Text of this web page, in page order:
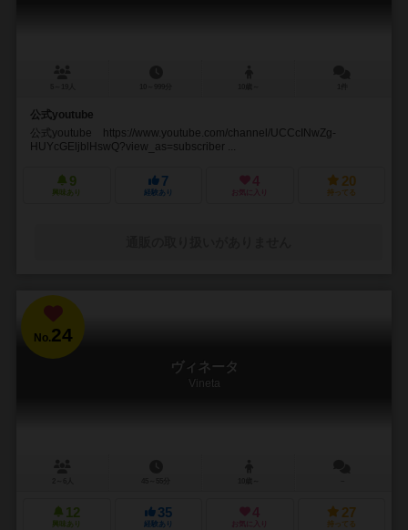
公式youtube
公式youtube https://www.youtube.com/channel/UCCcINwZg-
HUYcGEljblHswQ?view_as=subscriber ...
9
興味あり
7
経験あり
4
お気に入り
20
持ってる
No.24
ヴィネータ
Vineta
12
興味あり
35
経験あり
4
お気に入り
27
持ってる